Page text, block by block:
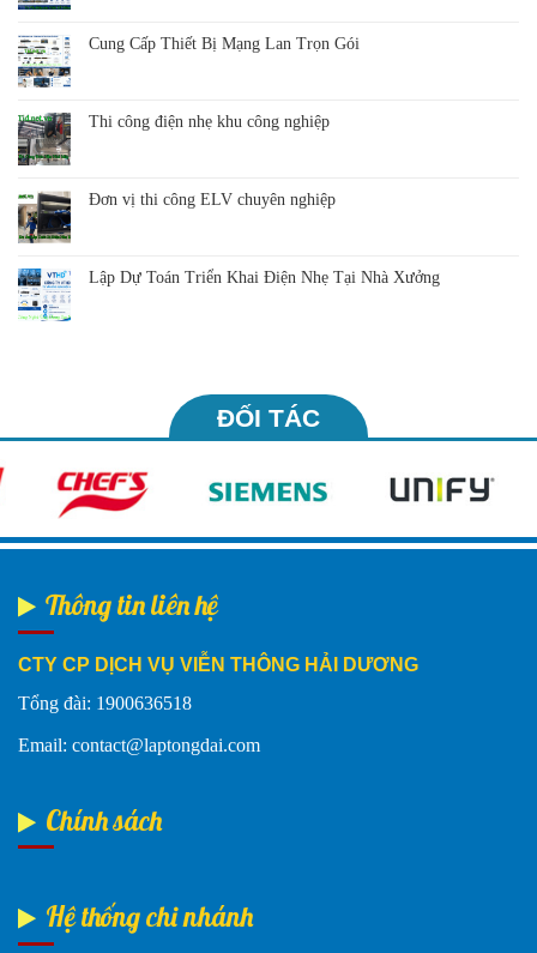
Cung Cấp Thiết Bị Mạng Lan Trọn Gói
Thi công điện nhẹ khu công nghiệp
Đơn vị thi công ELV chuyên nghiệp
Lập Dự Toán Triển Khai Điện Nhẹ Tại Nhà Xưởng
ĐỐI TÁC
Thông tin liên hệ
CTY CP DỊCH VỤ VIỄN THÔNG HẢI DƯƠNG
Tổng đài: 1900636518
Email: contact@laptongdai.com
Chính sách
Hệ thống chi nhánh